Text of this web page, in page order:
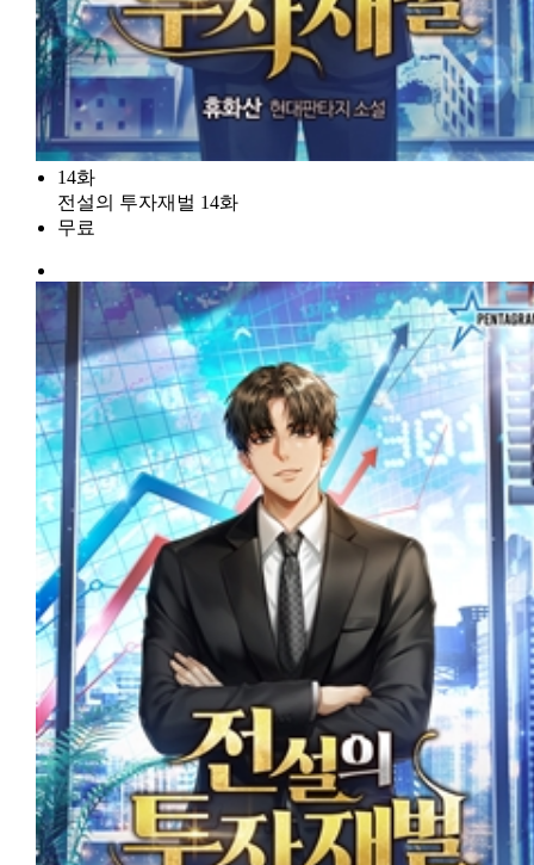
14화
전설의 투자재벌 14화
무료